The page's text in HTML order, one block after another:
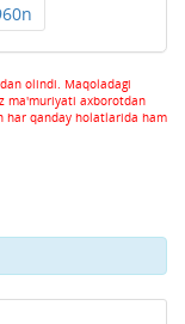
olindi. Maqoladagi
ma'muriyati axborotdan
har qanday holatlarida ham